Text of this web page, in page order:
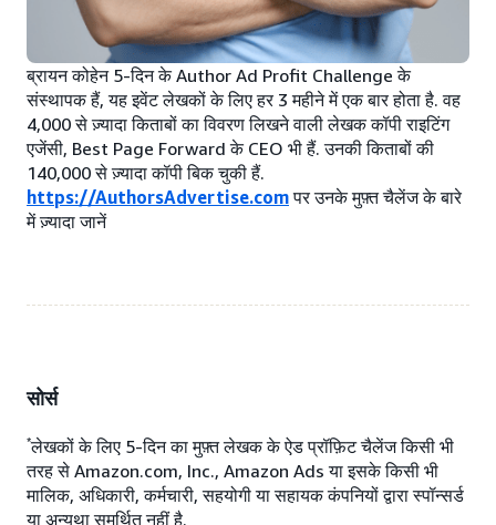
ब्रायन कोहेन 5-दिन के Author Ad Profit Challenge के
संस्थापक हैं, यह इवेंट लेखकों के लिए हर 3 महीने में एक बार होता है. वह
4,000 से ज़्यादा किताबों का विवरण लिखने वाली लेखक कॉपी राइटिंग
एजेंसी, Best Page Forward के CEO भी हैं. उनकी किताबों की
140,000 से ज़्यादा कॉपी बिक चुकी हैं.
https://AuthorsAdvertise.comपर उनके मुफ़्त चैलेंज के बारे
में ज़्यादा जानें
सोर्स
*लेखकों के लिए 5-दिन का मुफ़्त लेखक के ऐड प्रॉफ़िट चैलेंज किसी भी
तरह से Amazon.com, Inc., Amazon Ads या इसके किसी भी
मालिक, अधिकारी, कर्मचारी, सहयोगी या सहायक कंपनियों द्वारा स्पॉन्सर्ड
या अन्यथा समर्थित नहीं है.